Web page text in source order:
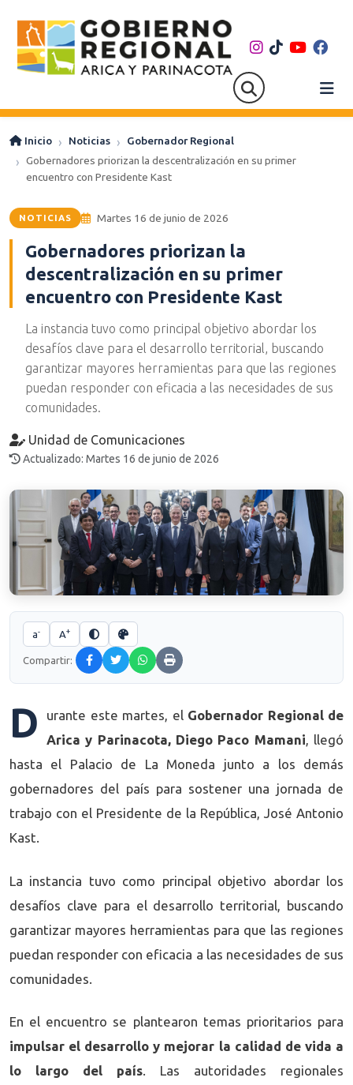
Inicio Noticias
Gobernador Regional
Gobernadores priorizan la descentralización en su primer
encuentro con Presidente Kast
NOTICIAS Martes 16 de junio de 2026
Gobernadores priorizan la
descentralización en su primer
encuentro con Presidente Kast
La instancia tuvo como principal objetivo abordar los
desafíos clave para el desarrollo territorial, buscando
garantizar mayores herramientas para que las regiones
puedan responder con eficacia a las necesidades de sus
comunidades.
Unidad de Comunicaciones
Actualizado: Martes 16 de junio de 2026
a- A+
Compartir:
D urante este martes, el Gobernador Regional de
Arica y Parinacota, Diego Paco Mamani, llegó
hasta el Palacio de La Moneda junto a los demás
gobernadores del país para sostener una jornada de
trabajo con el Presidente de la República, José Antonio
Kast.
La instancia tuvo como principal objetivo abordar los
desafíos clave para el desarrollo territorial, buscando
garantizar mayores herramientas para que las regiones
puedan responder con eficacia a las necesidades de sus
comunidades.
En el encuentro se plantearon temas prioritarios para
impulsar el desarrollo y mejorar la calidad de vida a
lo largo del país. Las autoridades regionales